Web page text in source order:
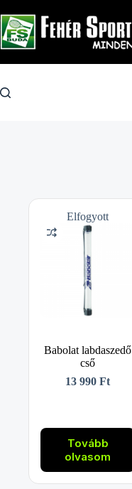
to
content
Elfogyott
Babolat labdaszedő
cső
13 990Ft
Tovább
olvasom